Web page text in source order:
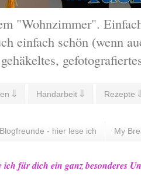
"Wohnzimmer".
einfach schön (wenn
⇓ Handarbeit ⇓ Rezepte
Blogfreunde - hier lese ich My
ich für dich ein ganz besonderes